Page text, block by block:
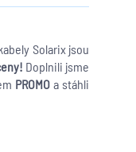
Solarix jsou
Doplnili jsme
PROMO a stáhli